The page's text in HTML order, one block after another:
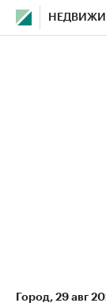
Город⁠, 29 авг